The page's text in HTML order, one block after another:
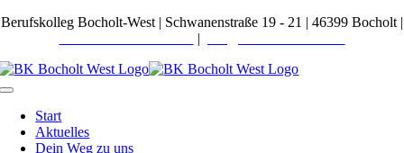
Zum
Berufskolleg Bocholt-West | Schwanenstraße 19 - 21 | 46399 Bocholt |
|
Toggle
Navigation
Start
Aktuelles
Dein Weg zu uns